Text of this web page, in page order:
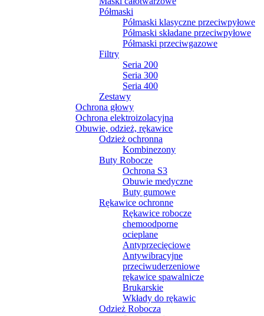
Półmaski
Półmaski klasyczne przeciwpyłowe
Półmaski składane przeciwpyłowe
Półmaski przeciwgazowe
Filtry
Seria 200
Seria 300
Seria 400
Zestawy
Ochrona głowy
Ochrona elektroizolacyjna
Obuwie, odzież, rękawice
Odzież ochronna
Kombinezony
Buty Robocze
Ochrona S3
Obuwie medyczne
Buty gumowe
Rękawice ochronne
Rękawice robocze
chemoodporne
ocieplane
Antyprzecięciowe
Antywibracyjne
przeciwuderzeniowe
rękawice spawalnicze
Brukarskie
Wkłady do rękawic
Odzież Robocza